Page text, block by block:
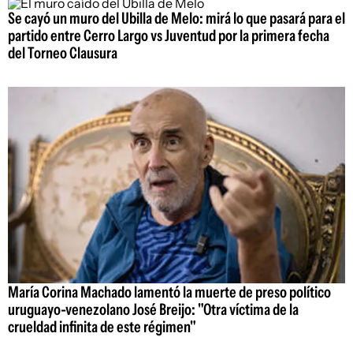
Se cayó un muro del Ubilla de Melo: mirá lo que pasará para el
partido entre Cerro Largo vs Juventud por la primera fecha
del Torneo Clausura
María Corina Machado lamentó la muerte de preso político
uruguayo-venezolano José Breijo: "Otra víctima de la
crueldad infinita de este régimen"